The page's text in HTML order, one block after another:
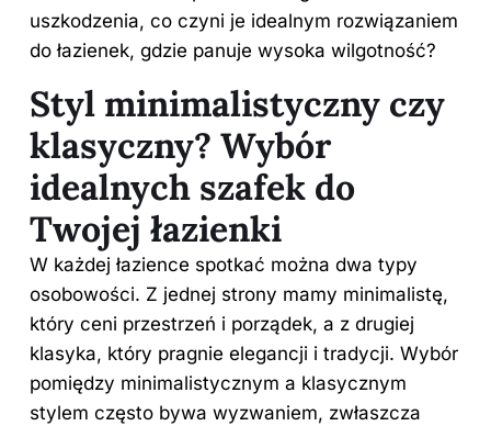
uszkodzenia, co czyni je idealnym rozwiązaniem
do łazienek, gdzie panuje wysoka wilgotność?
Styl minimalistyczny czy
klasyczny? Wybór
idealnych szafek do
Twojej łazienki
W każdej łazience spotkać można dwa typy
osobowości. Z jednej strony mamy minimalistę,
który ceni przestrzeń i porządek, a z drugiej
klasyka, który pragnie elegancji i tradycji. Wybór
pomiędzy minimalistycznym a klasycznym
stylem często bywa wyzwaniem, zwłaszcza